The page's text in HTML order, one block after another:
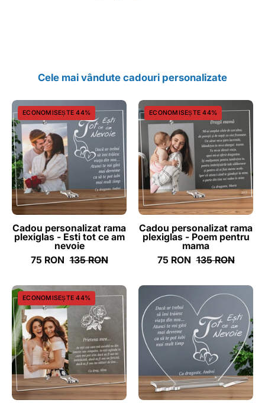
Cele mai vândute cadouri personalizate
Cadou
personalizat
rama
plexiglas
tot
ce
am
nevoie
-
ECONOMISEȘTE 44%
Cadou personalizat rama
plexiglas - Esti tot ce am
nevoie
75 RON 135 RON
Cadou
personalizat
rama
plexiglas
Poem
pentru
mama
-
ghizbi.ro
ECONOMISEȘTE 44%
Cadou personalizat rama
plexiglas - Poem pentru
mama
75 RON 135 RON
Cadou
personalizat
rama
plexiglas
-
Prietena
mea
ECONOMISEȘTE 44%
Cadou
personalizat
placheta
plexiglas
inima
Esti
tot